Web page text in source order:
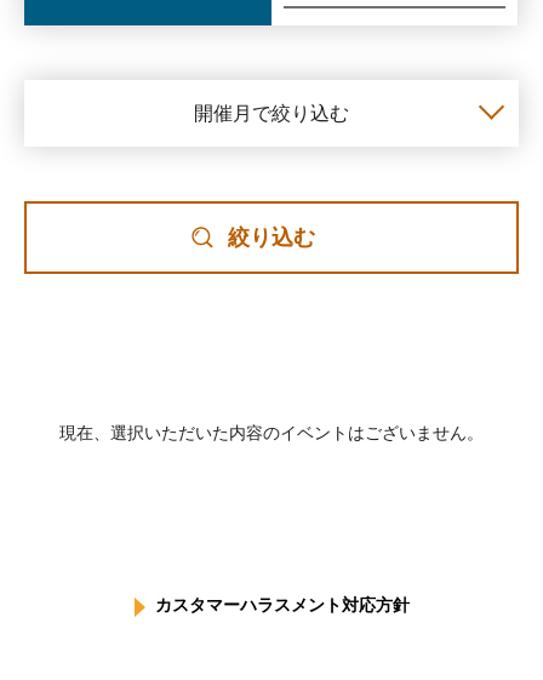
開催月で絞り込む
絞り込む
現在、選択いただいた内容のイベントはございません。
カスタマーハラスメント対応方針